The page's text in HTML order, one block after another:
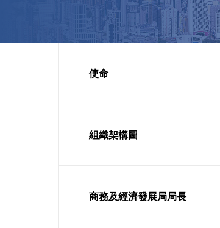
使命
組織架構圖
商務及經濟發展局局長